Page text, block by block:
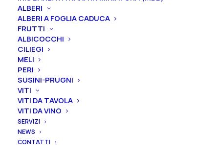
ALBERI
ALBERI A FOGLIA CADUCA
FRUTTI
ALBICOCCHI
CILIEGI
MELI
PERI
SUSINI-PRUGNI
VITI
VITI DA TAVOLA
VITI DA VINO
SERVIZI
NEWS
CONTATTI
Dimensione vaso
Svuota
Rosa
antica
centifolia
muscosa
"Eugenie
Guinoisseau"
Ordina subito questo prodotto!
Puoi acquistare ora questo prodotto contattandoci e
indicando la dimensione del vaso desiderata e la
quantità